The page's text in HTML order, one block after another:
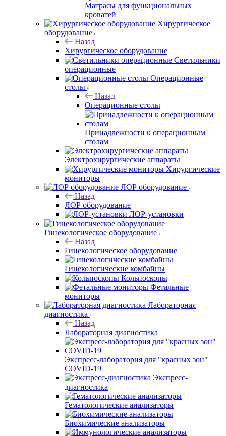
Матрасы для функциональных
кроватей
Хирургическое
оборудование
Назад
Хирургическое оборудование
Светильники
операционные
Операционные
столы
Назад
Операционные столы
Принадлежности к операционным
столам
Электрохирургические аппараты
Хирургические
мониторы
ЛОР оборудование
Назад
ЛОР оборудование
ЛОР-установки
Гинекологическое оборудование
Назад
Гинекологическое оборудование
Гинекологические комбайны
Кольпоскопы
Фетальные
мониторы
Лабораторная
диагностика
Назад
Лабораторная диагностика
Экспресс-лаборатория для "красных зон"
COVID-19
Экспресс-
диагностика
Гематологические анализаторы
Биохимические анализаторы